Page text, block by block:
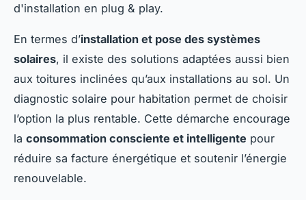
d'installation en plug & play.
En termes d’installation et pose des systèmes
solaires, il existe des solutions adaptées aussi bien
aux toitures inclinées qu’aux installations au sol. Un
diagnostic solaire pour habitation permet de choisir
l’option la plus rentable. Cette démarche encourage
la consommation consciente et intelligente pour
réduire sa facture énergétique et soutenir l’énergie
renouvelable.